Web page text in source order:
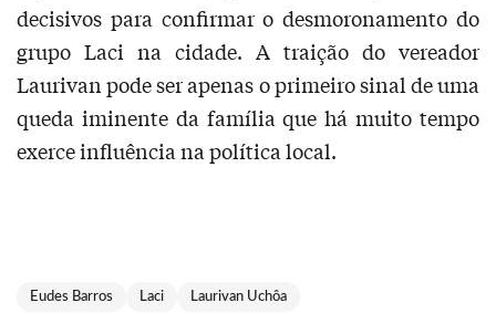
decisivos para confirmar o desmoronamento do
grupo Laci na cidade. A traição do vereador
Laurivan pode ser apenas o primeiro sinal de uma
queda iminente da família que há muito tempo
exerce influência na política local.
Eudes Barros Laci Laurivan Uchôa